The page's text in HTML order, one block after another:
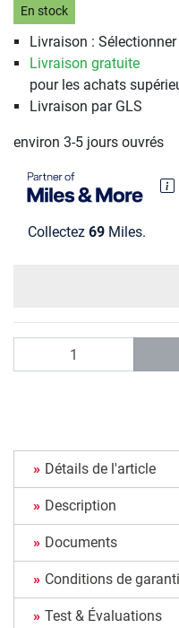
En stock
Livraison : Sélectionner
Livraison gratuite
pour les achats
Livraison par GLS
environ 3-5 jours ouvrés
Collectez 69 Miles.
Détails de l'article
Description
Documents
Conditions de
Test & Évaluations